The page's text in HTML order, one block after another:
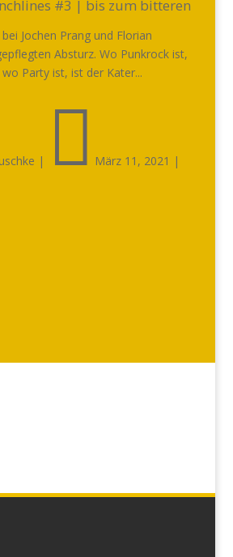
#3 | bis zum bitteren
Jochen Prang und Florian
Absturz. Wo Punkrock ist,
Party ist, ist der Kater...
|  März 11, 2021 |